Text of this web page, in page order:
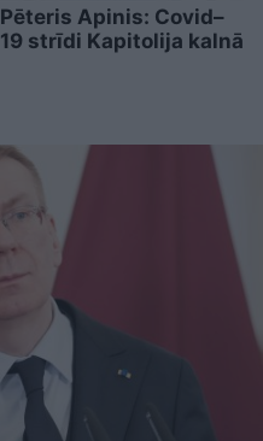
Pēteris Apinis: Covid–
19 strīdi Kapitolija kalnā